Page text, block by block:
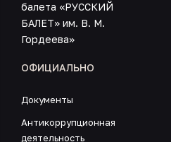
балета «РУССКИЙ
БАЛЕТ» им. В. М.
Гордеева»
ОФИЦИАЛЬНО
Документы
Антикоррупционная
деятельность